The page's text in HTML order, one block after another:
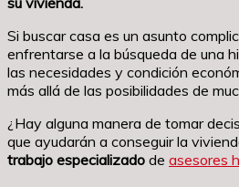
Si buscar casa es un asunto
enfrentarse a la búsqueda de una
las necesidades y condición
más allá de las posibilidades de
¿Hay alguna manera de tomar
que ayudarán a conseguir la
trabajo especializado de asesores